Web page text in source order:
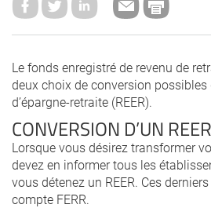
Le fonds enregistré de revenu de
deux choix de conversion possibles
d’épargne-retraite (REER).
CONVERSION D’UN
Lorsque vous désirez transformer
devez en informer tous les
vous détenez un REER. Ces
compte FERR.